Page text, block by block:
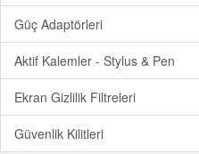
Güç Adaptörleri
Aktif Kalemler - Stylus & Pen
Ekran Gizlilik Filtreleri
Güvenlik Kilitleri